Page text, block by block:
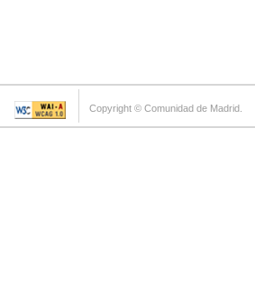
Copyright © Comunidad de Madrid.